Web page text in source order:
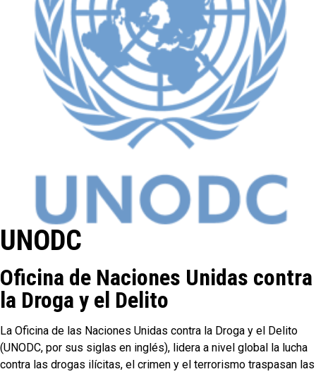
UNODC
Oficina de Naciones Unidas contra
la Droga y el Delito
La Oficina de las Naciones Unidas contra la Droga y el Delito
(UNODC, por sus siglas en inglés), lidera a nivel global la lucha
contra las drogas ilícitas, el crimen y el terrorismo traspasan las